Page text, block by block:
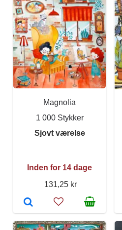
Magnolia
1 000 Stykker
Sjovt værelse
Inden for 14 dage
131,25 kr